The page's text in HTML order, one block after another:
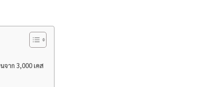
าก 3,000 เคส